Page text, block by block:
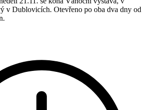
v Dublovicích. Otevřeno po oba dva dny od